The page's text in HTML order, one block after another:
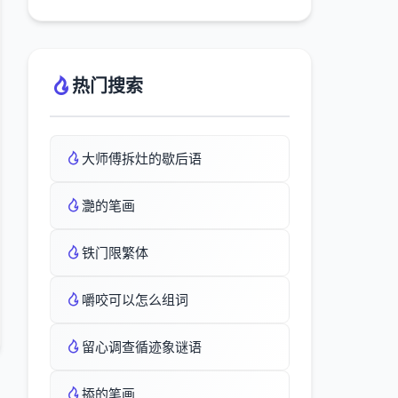
热门搜索
大师傅拆灶的歇后语
灧的笔画
铁门限繁体
嚼咬可以怎么组词
留心调查循迹象谜语
掭的笔画